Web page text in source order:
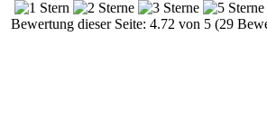
Bewertung dieser Seite: 4.72 von 5 (29